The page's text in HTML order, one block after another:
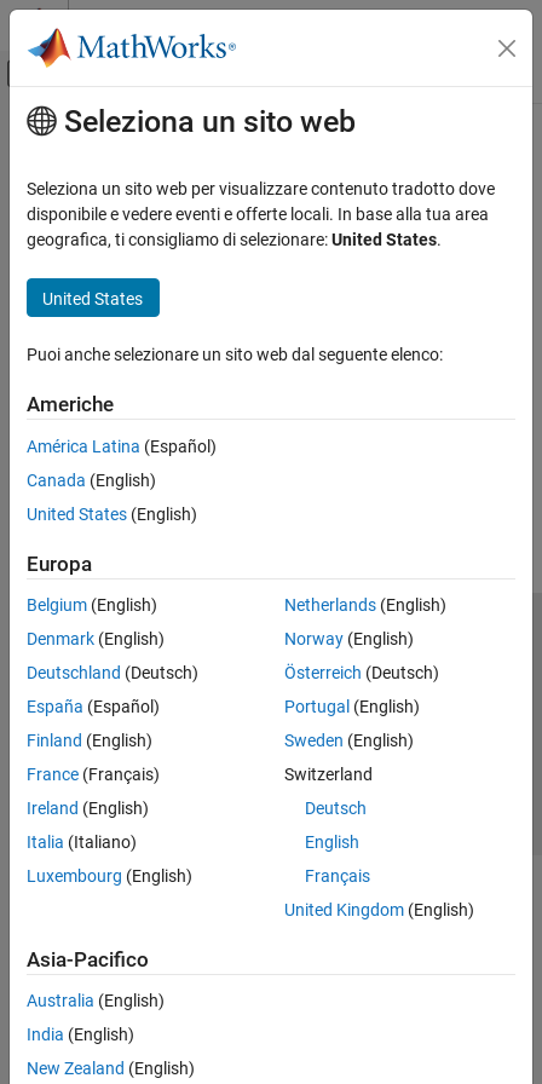
Vai al contenuto
Attiva/disattiva menu di navigazione
Pagina iniziale della documentazione
Contenuto principale
Seleziona un sito web
Seleziona un sito web per visualizzare contenuto tradotto dove
disponibile e vedere eventi e offerte locali. In base alla tua area
geografica, ti consigliamo di selezionare:United States.
United States
Puoi anche selezionare un sito web dal seguente elenco:
Americhe
América Latina (Español)
Canada (English)
United States (English)
Europa
Belgium (English)
Denmark (English)
Deutschland (Deutsch)
España (Español)
Finland (English)
France (Français)
Ireland (English)
Italia (Italiano)
Luxembourg (English)
Netherlands(English)
Norway(English)
Österreich (Deutsch)
Portugal (English)
Sweden (English)
Switzerland
Deutsch
English
Français
United Kingdom(English)
Asia-Pacifico
Australia (English)
India (English)
New Zealand (English)
Centro di fiducia
Informativa sulla privacy
Antipirateria
Stato dell'applicazione
Contatti
© 1994-2026 The MathWorks, Inc.